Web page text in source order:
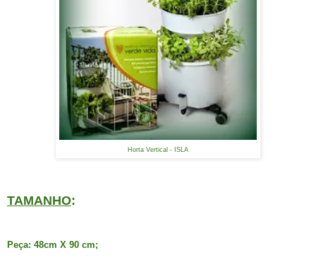
Horta Vertical - ISLA
TAMANHO:
Peça: 48cm X 90 cm;